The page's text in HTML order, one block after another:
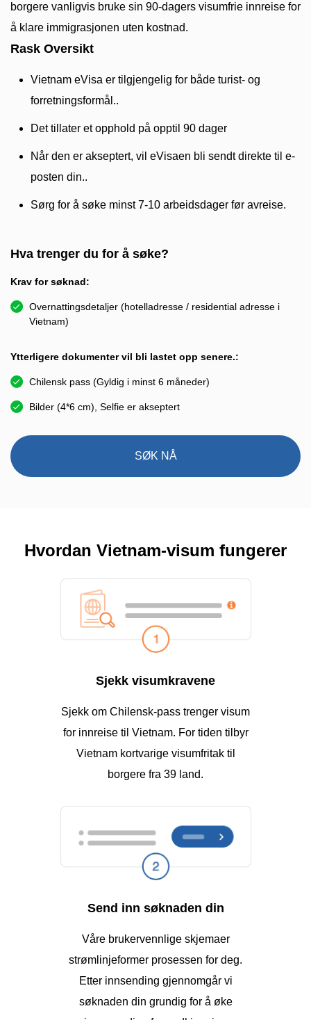
borgere vanligvis bruke sin 90-dagers visumfrie innreise for
å klare immigrasjonen uten kostnad.
Rask Oversikt
Vietnam eVisa er tilgjengelig for både turist- og
forretningsformål..
Det tillater et opphold på opptil 90 dager
Når den er akseptert, vil eVisaen bli sendt direkte til e-
posten din..
Sørg for å søke minst 7-10 arbeidsdager før avreise.
Hva trenger du for å søke?
Krav for søknad:
Overnattingsdetaljer (hotelladresse / residential adresse i
Vietnam)
Ytterligere dokumenter vil bli lastet opp senere.:
Chilensk pass (Gyldig i minst 6 måneder)
Bilder (4*6 cm), Selfie er akseptert
SØK NÅ
Hvordan Vietnam-visum fungerer
Sjekk visumkravene
Sjekk om Chilensk-pass trenger visum
for innreise til Vietnam. For tiden tilbyr
Vietnam kortvarige visumfritak til
borgere fra 39 land.
Send inn søknaden din
Våre brukervennlige skjemaer
strømlinjeformer prosessen for deg.
Etter innsending gjennomgår vi
søknaden din grundig for å øke